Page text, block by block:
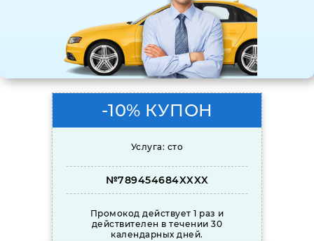
-10% КУПОН
Услуга: сто
№789454684XXXX
Промокод действует 1 раз и
действителен в течении 30
календарных дней.